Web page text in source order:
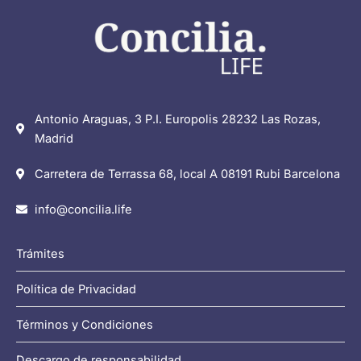
Antonio Araguas, 3 P.I. Europolis 28232 Las Rozas,
Madrid
Carretera de Terrassa 68, local A 08191 Rubi Barcelona
info@concilia.life
Trámites
Política de Privacidad
Términos y Condiciones